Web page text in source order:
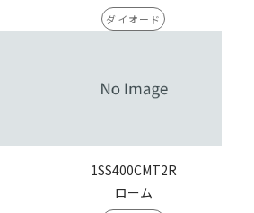
ダイオード
1SS400CMT2R
ローム